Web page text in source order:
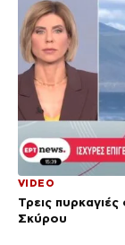
VIDEO
Τρεις
Σκύρου